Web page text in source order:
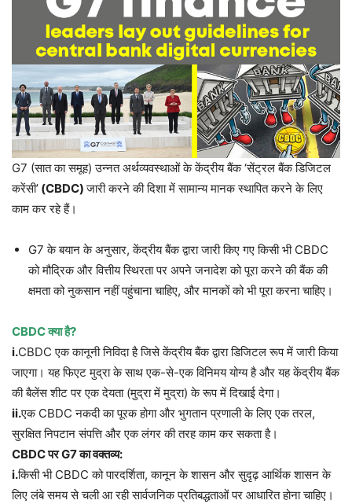
G7 (सात का समूह) उन्नत अर्थव्यवस्थाओं के केंद्रीय बैंक ‘सेंट्रल बैंक डिजिटल
करेंसी’ (CBDC)जारी करने की दिशा में सामान्य मानक स्थापित करने के लिए
काम कर रहे हैं।
G7 के बयान के अनुसार, केंद्रीय बैंक द्वारा जारी किए गए किसी भी CBDC
को मौद्रिक और वित्तीय स्थिरता पर अपने जनादेश को पूरा करने की बैंक की
क्षमता को नुकसान नहीं पहुंचाना चाहिए, और मानकों को भी पूरा करना चाहिए।
CBDC क्या है?
i.CBDC एक कानूनी निविदा है जिसे केंद्रीय बैंक द्वारा डिजिटल रूप में जारी किया
जाएगा। यह फिएट मुद्रा के साथ एक-से-एक विनिमय योग्य है और यह केंद्रीय बैंक
की बैलेंस शीट पर एक देयता (मुद्रा में मुद्रा) के रूप में दिखाई देगा।
ii.एक CBDC नकदी का पूरक होगा और भुगतान प्रणाली के लिए एक तरल,
सुरक्षित निपटान संपत्ति और एक लंगर की तरह काम कर सकता है।
CBDC पर G7 का वक्तव्य:
i.किसी भी CBDC को पारदर्शिता, कानून के शासन और सुदृढ़ आर्थिक शासन के
लिए लंबे समय से चली आ रही सार्वजनिक प्रतिबद्धताओं पर आधारित होना चाहिए।